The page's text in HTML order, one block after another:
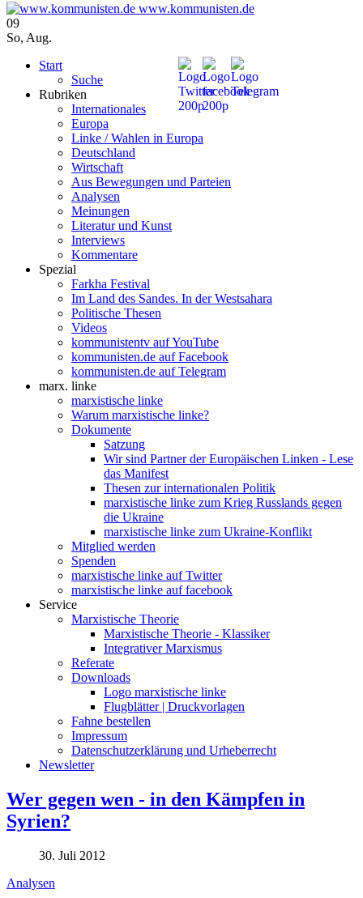
www.kommunisten.de
09
So, Aug.
Start
Suche
Rubriken
Internationales
Europa
Linke / Wahlen in Europa
Deutschland
Wirtschaft
Aus Bewegungen und Parteien
Analysen
Meinungen
Literatur und Kunst
Interviews
Kommentare
Spezial
Farkha Festival
Im Land des Sandes. In der Westsahara
Politische Thesen
Videos
kommunistentv auf YouTube
kommunisten.de auf Facebook
kommunisten.de auf Telegram
marx. linke
marxistische linke
Warum marxistische linke?
Dokumente
Satzung
Wir sind Partner der Europäischen Linken - Lese
das Manifest
Thesen zur internationalen Politik
marxistische linke zum Krieg Russlands gegen
die Ukraine
marxistische linke zum Ukraine-Konflikt
Mitglied werden
Spenden
marxistische linke auf Twitter
marxistische linke auf facebook
Service
Marxistische Theorie
Marxistische Theorie - Klassiker
Integrativer Marxismus
Referate
Downloads
Logo marxistische linke
Flugblätter | Druckvorlagen
Fahne bestellen
Impressum
Datenschutzerklärung und Urheberrecht
Newsletter
Wer gegen wen - in den Kämpfen in
Syrien?
30. Juli 2012
Analysen